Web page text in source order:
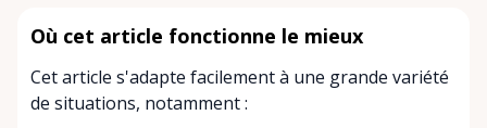
Où cet article fonctionne le mieux
Cet article s'adapte facilement à une grande variété
de situations, notamment :